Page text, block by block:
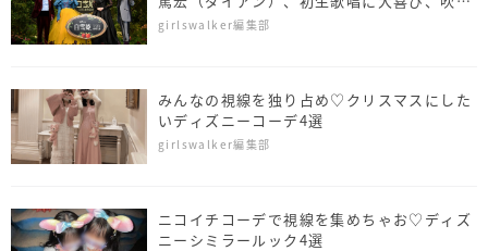
キャスト3人を新たに発表
girlswalker編集部
みんなの視線を独り占め♡クリスマスにした
いディズニーコーデ4選
girlswalker編集部
ニコイチコーデで視線を集めちゃお♡ディズ
ニーシミラールック4選